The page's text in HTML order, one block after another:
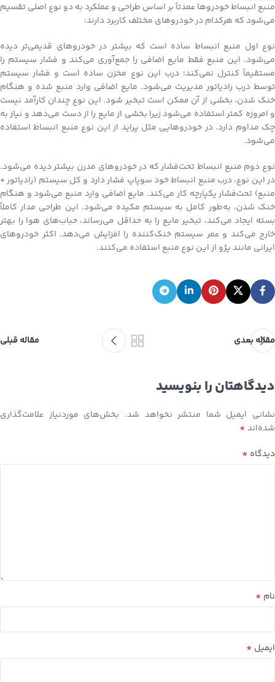
منبع انبساط خودروها عمدتاً بر اساس طراحی و عملکرد به دو نوع اصلی تقسیم
می‌شود که هرکدام در خودروهای مختلف کاربرد دارند:
نوع اول منبع انبساط ساده است که بیشتر در خودروهای قدیمی‌تر دیده
می‌شود. این منبع فقط مایع اضافی را جمع‌آوری می‌کند و فشار سیستم را
مستقیماً کنترل نمی‌کند؛ درب این نوع مخزن ساده است و فشار سیستم
توسط درب رادیاتور مدیریت می‌شود. مایع اضافی وارد منبع شده و هنگام
خنک شدن، بخشی از آن ممکن است تبخیر شود. این نوع چندان کارآمد نیست
و امروزه کمتر استفاده می‌شود زیرا بخشی از مایع را از دست می‌دهد و نیاز به
چک مداوم دارد. در خودروهایی مثل پراید از این نوع منبع انبساط استفاده
می‌شود.
نوع دوم منبع انبساط تحت‌فشار که در خودروهای مدرن بیشتر دیده می‌شود.
در این نوع، درب منبع انبساط خود سوپاپ فشار دارد و کل سیستم (رادیاتور +
منبع) تحت‌فشار یکپارچه کار می‌کند. مایع اضافی وارد منبع می‌شود و هنگام
خنک شدن، به‌طور کامل به سیستم مکیده می‌شود. این طراحی مدار کاملاً
بسته ایجاد می‌کند، تبخیر مایع را به حداقل می‌رساند، حباب‌های هوا را بهتر
خارج می‌کند و عمر سیستم خنک‌کننده را افزایش می‌دهد. اکثر خودروهای
ایرانی مانند پژو از این نوع منبع استفاده می‌کنند.
مقاله بعدی مقاله قبلی
دیدگاهتان را بنویسید
نشانی ایمیل شما منتشر نخواهد شد. بخش‌های موردنیاز علامت‌گذاری
شده‌اند*
دیدگاه *
نام *
ایمیل *